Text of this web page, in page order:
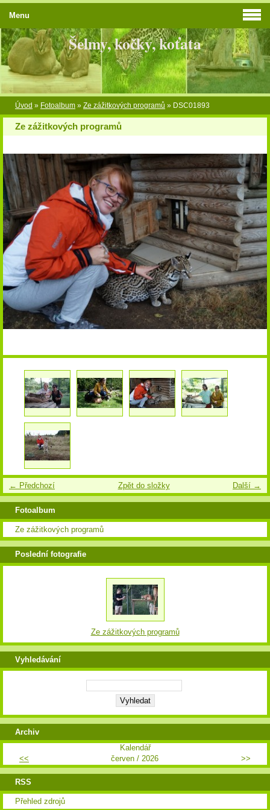
Šelmy, kočky, koťata
Úvod » Fotoalbum » Ze zážitkových programů » DSC01893
Ze zážitkových programů
← Předchozí Další →
Zpět do složky
Menu
Fotoalbum
Ze zážitkových programů
Poslední fotografie
Ze zážitkových programů
Vyhledávání
Archiv
Kalendář
<<
červen / 2026 >>
RSS
Přehled zdrojů